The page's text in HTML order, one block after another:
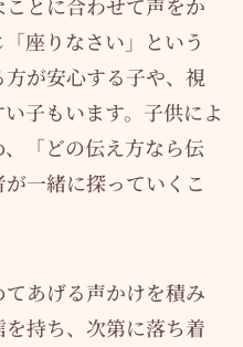
座りなさい」という
が安心する子や、視
子もいます。子供によ
「どの伝え方なら伝
一緒に探っていくこ
あげる声かけを積み
持ち、次第に落ち着